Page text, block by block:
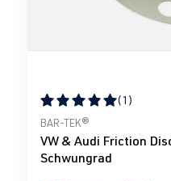
Durchschnittliche
(1)
BAR-TEK®
VW & Audi Friction
Schwungrad